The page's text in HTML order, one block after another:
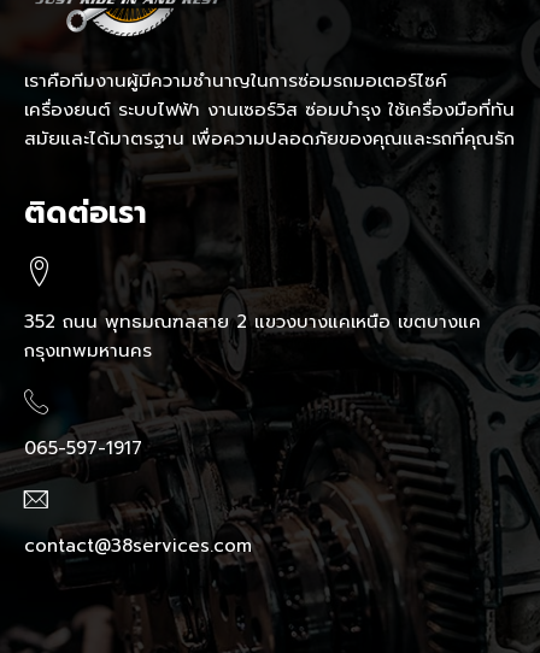
เราคือทีมงานผู้มีความชำนาญในการซ่อมรถมอเตอร์ไซค์
เครื่องยนต์ ระบบไฟฟ้า งานเซอร์วิส ซ่อมบำรุง ใช้เครื่องมือที่ทัน
สมัยและได้มาตรฐาน เพื่อความปลอดภัยของคุณและรถที่คุณรัก
ติดต่อเรา
352 ถนน พุทธมณฑลสาย 2 แขวงบางแคเหนือ เขตบางแค
กรุงเทพมหานคร
065-597-1917
contact@38services.com